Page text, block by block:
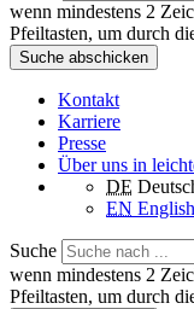
wenn mindestens 2
Pfeiltasten, um durch
Suche abschicken
Kontakt
Karriere
Presse
Über uns in
DE
EN English
Suche
wenn mindestens 2
Pfeiltasten, um durch